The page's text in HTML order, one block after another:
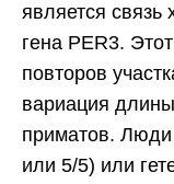
является связь
гена PER3.
повторов
вариация
приматов. Люди
или 5/5) или